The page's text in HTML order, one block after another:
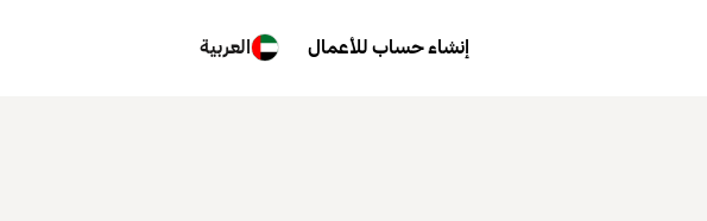
إنشاء حساب للأعمال العربية